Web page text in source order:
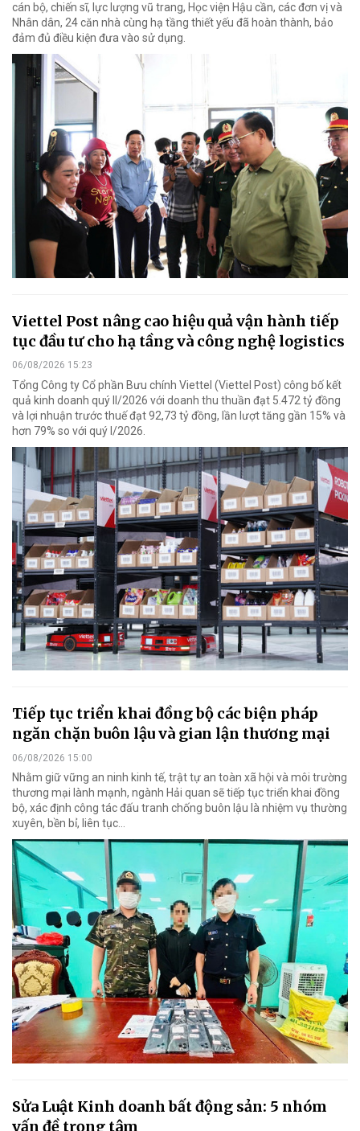
cán bộ, chiến sĩ, lực lượng vũ trang, Học viện Hậu cần, các đơn vị và
Nhân dân, 24 căn nhà cùng hạ tầng thiết yếu đã hoàn thành, bảo
đảm đủ điều kiện đưa vào sử dụng.
Viettel Post nâng cao hiệu quả vận hành tiếp
tục đầu tư cho hạ tầng và công nghệ logistics
06/08/2026 15:23
Tổng Công ty Cổ phần Bưu chính Viettel (Viettel Post) công bố kết
quả kinh doanh quý II/2026 với doanh thu thuần đạt 5.472 tỷ đồng
và lợi nhuận trước thuế đạt 92,73 tỷ đồng, lần lượt tăng gần 15% và
hơn 79% so với quý I/2026.
Tiếp tục triển khai đồng bộ các biện pháp
ngăn chặn buôn lậu và gian lận thương mại
06/08/2026 15:00
Nhằm giữ vững an ninh kinh tế, trật tự an toàn xã hội và môi trường
thương mại lành mạnh, ngành Hải quan sẽ tiếp tục triển khai đồng
bộ, xác định công tác đấu tranh chống buôn lậu là nhiệm vụ thường
xuyên, bền bỉ, liên tục…
Sửa Luật Kinh doanh bất động sản: 5 nhóm
vấn đề trọng tâm